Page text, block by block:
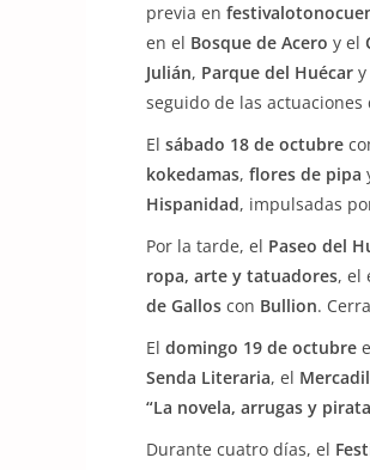
previa en
en el Bosque de Acero y el
Julián, Parque del Huécar
seguido de las actuaciones
El sábado 18 de octubre
kokedamas, flores de pipa
Hispanidad, impulsadas
Por la tarde, el Paseo del
ropa, arte y tatuadores, el
de Gallos con Bullion.
El domingo 19 de octubre
Senda Literaria, el
“La novela, arrugas y
Durante cuatro días, el